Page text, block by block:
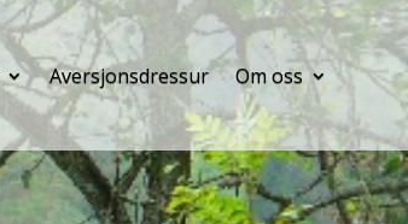
Aversjonsdressur Om oss